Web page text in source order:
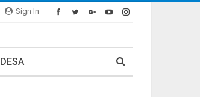
Sign In
DESA